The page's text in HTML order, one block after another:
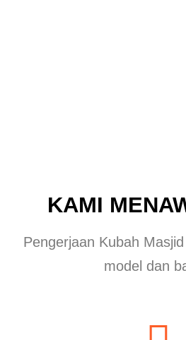
KAMI
Pengerjaan Kubah
model dan